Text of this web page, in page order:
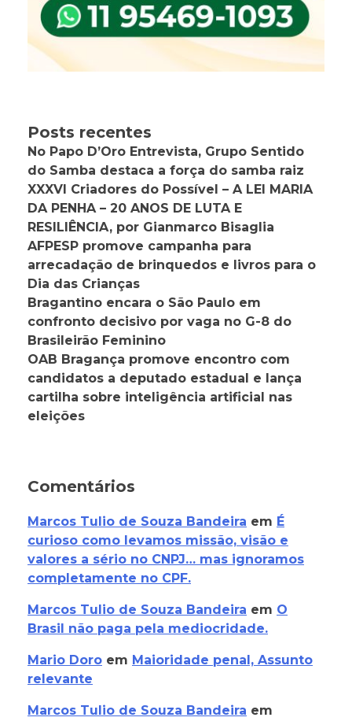
Posts recentes
No Papo D’Oro Entrevista, Grupo Sentido
do Samba destaca a força do samba raiz
XXXVI Criadores do Possível – A LEI MARIA
DA PENHA – 20 ANOS DE LUTA E
RESILIÊNCIA, por Gianmarco Bisaglia
AFPESP promove campanha para
arrecadação de brinquedos e livros para o
Dia das Crianças
Bragantino encara o São Paulo em
confronto decisivo por vaga no G-8 do
Brasileirão Feminino
OAB Bragança promove encontro com
candidatos a deputado estadual e lança
cartilha sobre inteligência artificial nas
eleições
Comentários
Marcos Tulio de Souza Bandeira em É
curioso como levamos missão, visão e
valores a sério no CNPJ… mas ignoramos
completamente no CPF.
Marcos Tulio de Souza Bandeira em O
Brasil não paga pela mediocridade.
Mario Doro em Maioridade penal, Assunto
relevante
Marcos Tulio de Souza Bandeira em